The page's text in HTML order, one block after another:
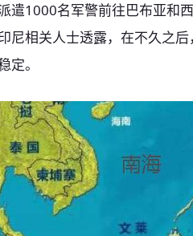
遣1000名军警前往巴布亚和
尼相关人士透露，在不久之
定。